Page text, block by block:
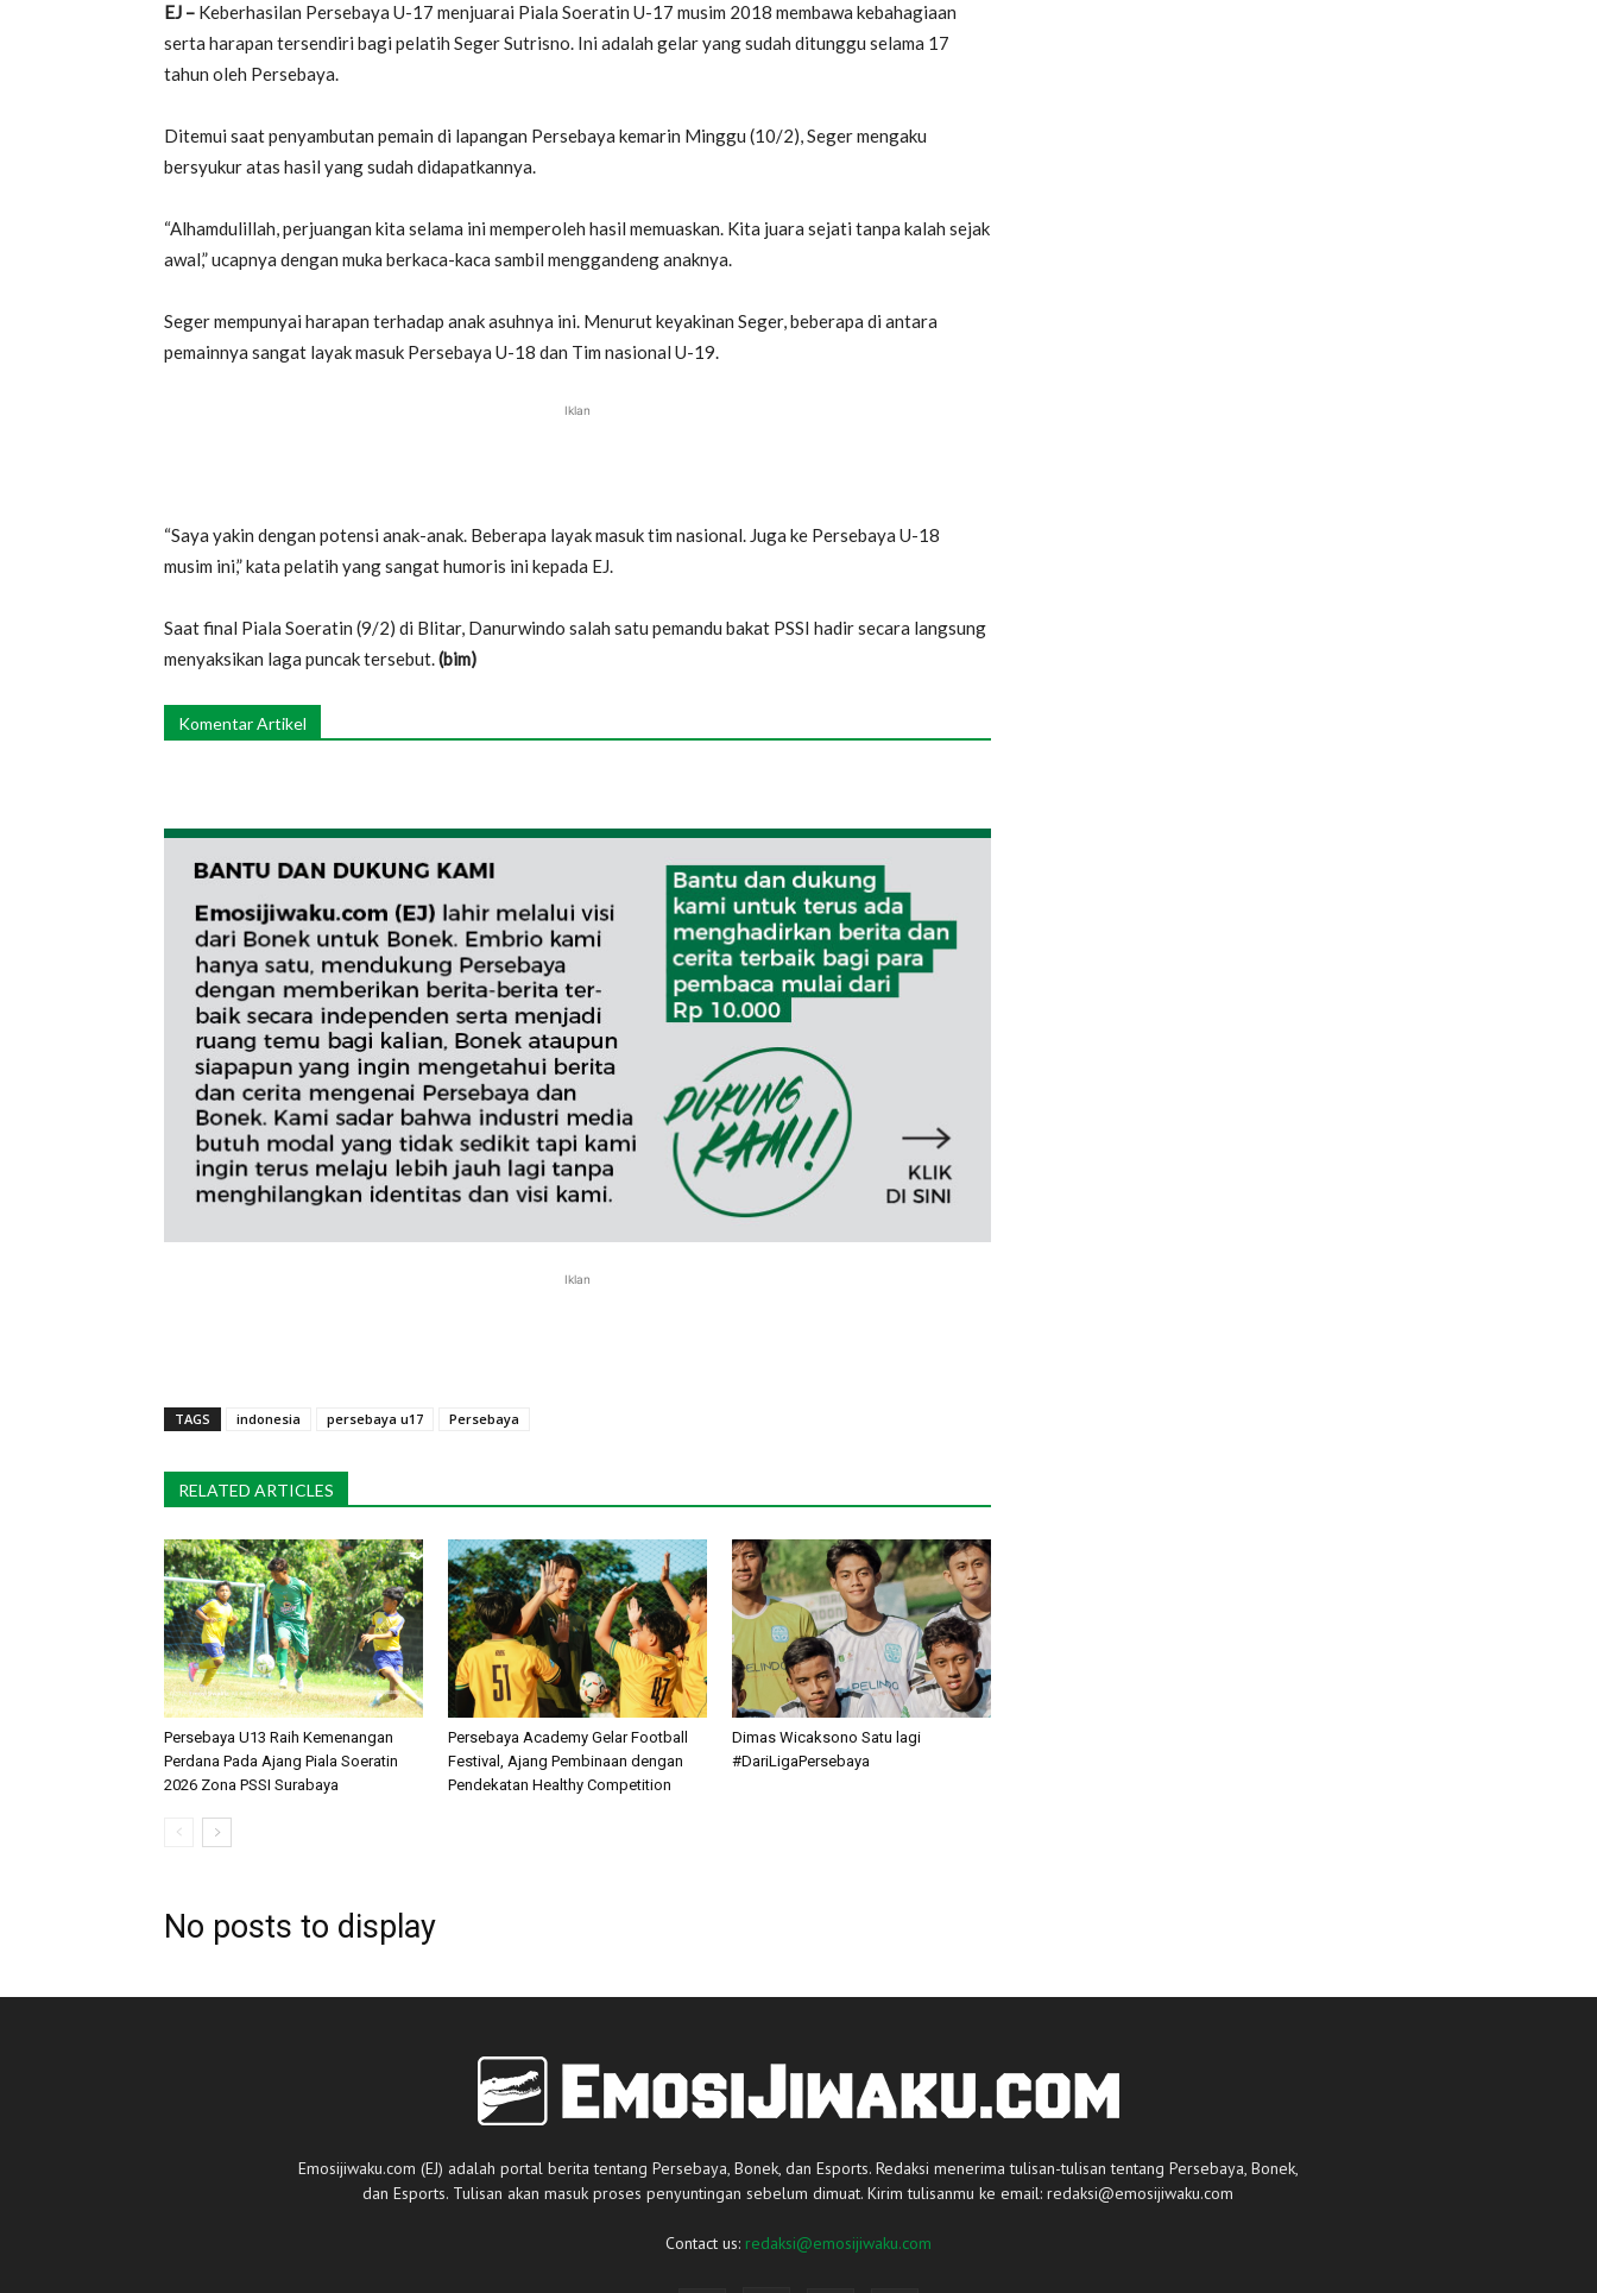
EJ – Keberhasilan Persebaya U-17 menjuarai Piala Soeratin U-17 musim 2018 membawa kebahagiaan
serta harapan tersendiri bagi pelatih Seger Sutrisno. Ini adalah gelar yang sudah ditunggu selama 17
tahun oleh Persebaya.
Ditemui saat penyambutan pemain di lapangan Persebaya kemarin Minggu (10/2), Seger mengaku
bersyukur atas hasil yang sudah didapatkannya.
“Alhamdulillah, perjuangan kita selama ini memperoleh hasil memuaskan. Kita juara sejati tanpa kalah sejak
awal,” ucapnya dengan muka berkaca-kaca sambil menggandeng anaknya.
Seger mempunyai harapan terhadap anak asuhnya ini. Menurut keyakinan Seger, beberapa di antara
pemainnya sangat layak masuk Persebaya U-18 dan Tim nasional U-19.
Iklan
“Saya yakin dengan potensi anak-anak. Beberapa layak masuk tim nasional. Juga ke Persebaya U-18
musim ini,” kata pelatih yang sangat humoris ini kepada EJ.
Saat final Piala Soeratin (9/2) di Blitar, Danurwindo salah satu pemandu bakat PSSI hadir secara langsung
menyaksikan laga puncak tersebut.(bim)
Komentar Artikel
Iklan
TAGS indonesia persebaya u17 Persebaya
RELATED ARTICLES
Persebaya U13 Raih Kemenangan
Perdana Pada Ajang Piala Soeratin
2026 Zona PSSI Surabaya
Persebaya Academy Gelar Football
Festival, Ajang Pembinaan dengan
Pendekatan Healthy Competition
Dimas Wicaksono Satu lagi
#DariLigaPersebaya
No posts to display
Emosijiwaku.com (EJ) adalah portal berita tentang Persebaya, Bonek, dan Esports. Redaksi menerima tulisan-tulisan tentang Persebaya, Bonek,
dan Esports. Tulisan akan masuk proses penyuntingan sebelum dimuat. Kirim tulisanmu ke email:redaksi@emosijiwaku.com
Contact us: redaksi@emosijiwaku.com